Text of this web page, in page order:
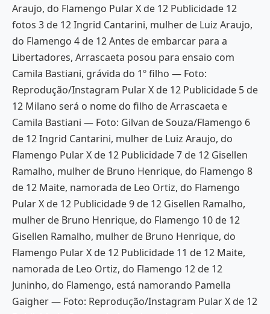
Araujo, do Flamengo Pular X de 12 Publicidade 12
fotos 3 de 12 Ingrid Cantarini, mulher de Luiz Araujo,
do Flamengo 4 de 12 Antes de embarcar para a
Libertadores, Arrascaeta posou para ensaio com
Camila Bastiani, grávida do 1º filho — Foto:
Reprodução/Instagram Pular X de 12 Publicidade 5 de
12 Milano será o nome do filho de Arrascaeta e
Camila Bastiani — Foto: Gilvan de Souza/Flamengo 6
de 12 Ingrid Cantarini, mulher de Luiz Araujo, do
Flamengo Pular X de 12 Publicidade 7 de 12 Gisellen
Ramalho, mulher de Bruno Henrique, do Flamengo 8
de 12 Maite, namorada de Leo Ortiz, do Flamengo
Pular X de 12 Publicidade 9 de 12 Gisellen Ramalho,
mulher de Bruno Henrique, do Flamengo 10 de 12
Gisellen Ramalho, mulher de Bruno Henrique, do
Flamengo Pular X de 12 Publicidade 11 de 12 Maite,
namorada de Leo Ortiz, do Flamengo 12 de 12
Juninho, do Flamengo, está namorando Pamella
Gaigher — Foto: Reprodução/Instagram Pular X de 12